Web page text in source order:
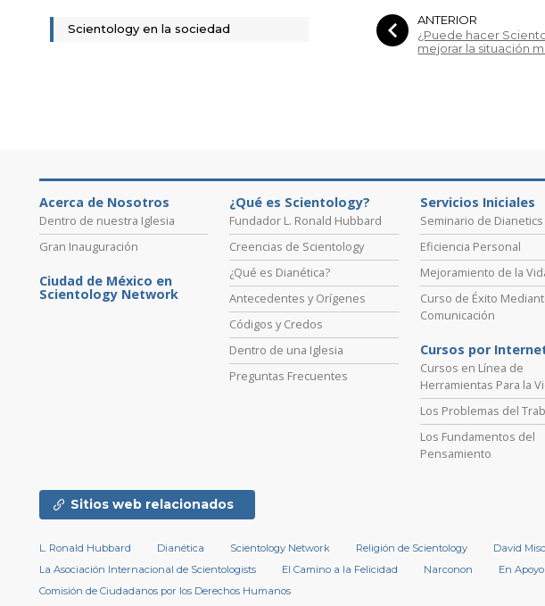
ANTERIOR
¿Puede hacer
mejorar la situación
Scientology en la sociedad
Acerca de Nosotros
Dentro de nuestra Iglesia
Gran Inauguración
Ciudad de México en
Scientology Network
¿Qué es Scientology?
Fundador L. Ronald Hubbard
Creencias de Scientology
¿Qué es Dianética?
Antecedentes y Orígenes
Códigos y Credos
Dentro de una Iglesia
Preguntas Frecuentes
Servicios Iniciales
Seminario de Dianetics
Eficiencia Personal
Mejoramiento de la
Curso de Éxito
Comunicación
Cursos por
Cursos en Línea de
Herramientas Para la
Los Problemas del
Los Fundamentos del
Pensamiento
Sitios web relacionados
L. Ronald Hubbard Dianética Scientology Network Religión de Scientology David
La Asociación Internacional de Scientologists
El Camino a la Felicidad Narconon En
Comisión de Ciudadanos por los Derechos Humanos